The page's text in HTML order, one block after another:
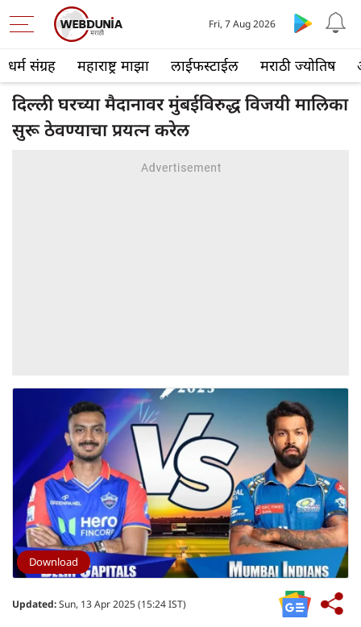
धर्म संग्रह महाराष्ट्र माझा लाईफस्टाईल मराठी ज्योतिष
Fri, 7 Aug 2026
दिल्ली घरच्या मैदानावर मुंबईविरुद्ध विजयी मालिका
सुरू ठेवण्याचा प्रयत्न करेल
Download
Updated:Sun, 13 Apr 2025 (15:24 IST)